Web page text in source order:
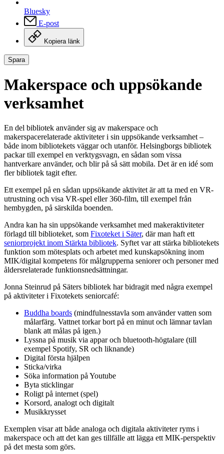
Bluesky
E-post
Kopiera länk
Spara
Makerspace och uppsökande
verksamhet
En del bibliotek använder sig av makerspace och
makerspacerelaterade aktiviteter i sin uppsökande verksamhet –
både inom bibliotekets väggar och utanför. Helsingborgs bibliotek
packar till exempel en verktygsvagn, en sådan som vissa
hantverkare använder, och blir på så sätt mobila. Det är en idé som
fler bibliotek tagit efter.
Ett exempel på en sådan uppsökande aktivitet är att ta med en VR-
utrustning och visa VR-spel eller 360-film, till exempel från
hembygden, på särskilda boenden.
Andra kan ha sin uppsökande verksamhet med makeraktiviteter
förlagd till biblioteket, som Fixoteket i Säter, där man haft ett
seniorprojekt inom Stärkta bibliotek. Syftet var att stärka bibliotekets
funktion som mötesplats och arbetet med kunskapsökning inom
MIK/digital kompetens för målgrupperna seniorer och personer med
åldersrelaterade funktionsnedsättningar.
Jonna Steinrud på Säters bibliotek har bidragit med några exempel
på aktiviteter i Fixotekets seniorcafé:
Buddha boards (mindfulnesstavla som använder vatten som
målarfärg. Vattnet torkar bort på en minut och lämnar tavlan
blank att målas på igen.)
Lyssna på musik via appar och bluetooth-högtalare (till
exempel Spotify, SR och liknande)
Digital första hjälpen
Sticka/virka
Söka information på Youtube
Byta sticklingar
Roligt på internet (spel)
Korsord, analogt och digitalt
Musikkrysset
Exemplen visar att både analoga och digitala aktiviteter ryms i
makerspace och att det kan ges tillfälle att lägga ett MIK-perspektiv
på det mesta som görs.